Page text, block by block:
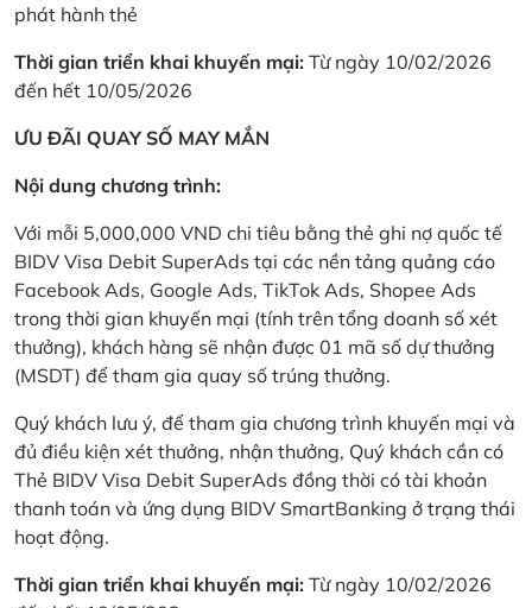
phát hành thẻ
Thời gian triển khai khuyến mại: Từ ngày 10/02/2026
đến hết 10/05/2026
ƯU ĐÃI QUAY SỐ MAY MẮN
Nội dung chương trình:
Với mỗi 5,000,000 VND chi tiêu bằng thẻ ghi nợ quốc tế
BIDV Visa Debit SuperAds tại các nền tảng quảng cáo
Facebook Ads, Google Ads, TikTok Ads, Shopee Ads
trong thời gian khuyến mại (tính trên tổng doanh số xét
thưởng), khách hàng sẽ nhận được 01 mã số dự thưởng
(MSDT) để tham gia quay số trúng thưởng.
Quý khách lưu ý, để tham gia chương trình khuyến mại và
đủ điều kiện xét thưởng, nhận thưởng, Quý khách cần có
Thẻ BIDV Visa Debit SuperAds đồng thời có tài khoản
thanh toán và ứng dụng BIDV SmartBanking ở trạng thái
hoạt động.
Thời gian triển khai khuyến mại: Từ ngày 10/02/2026